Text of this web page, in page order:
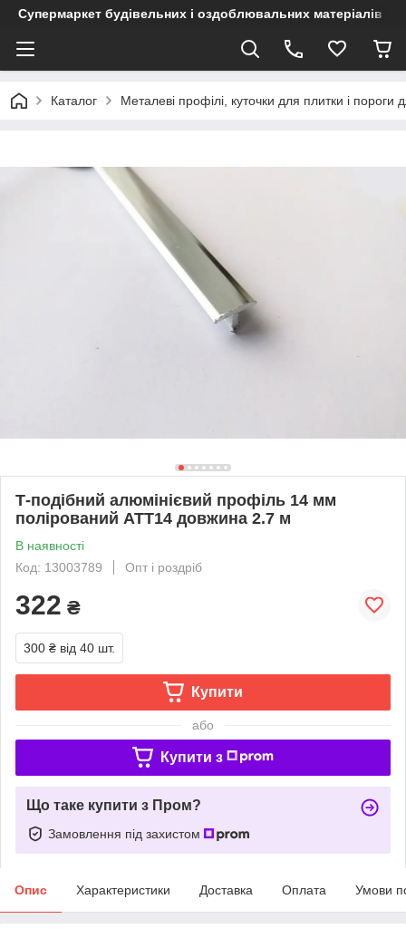
Супермаркет будівельних і оздоблювальних матеріалів
Каталог Металеві профілі, куточки для плитки і пороги
Т-подібний алюмінієвий профіль 14 мм
полірований ATT14 довжина 2.7 м
В наявності
Код: 13003789
Опт і роздріб
322 ₴
300 ₴ від 40 шт.
Купити
або
Купити з
Що таке купити з Пром?
Замовлення під захистом
Опис Характеристики Доставка Оплата Умови